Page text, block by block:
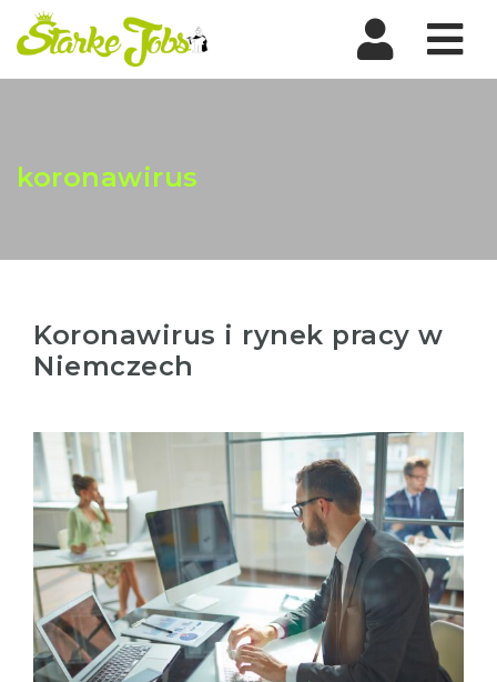
koronawirus
Koronawirus i rynek pracy w
Niemczech